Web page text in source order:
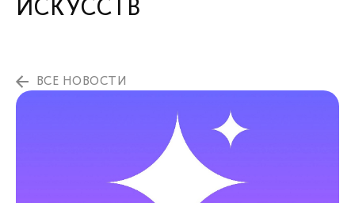
ИСКУССТВ
ВСЕ НОВОСТИ